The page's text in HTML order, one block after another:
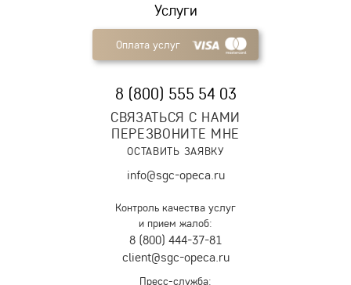
Услуги
Оплата услуг
8 (800) 555 54 03
СВЯЗАТЬСЯ С НАМИ
ПЕРЕЗВОНИТЕ МНЕ
ОСТАВИТЬ ЗАЯВКУ
info@sgc-opeca.ru
Контроль качества услуг
и прием жалоб:
8 (800) 444-37-81
client@sgc-opeca.ru
Пресс-служба: